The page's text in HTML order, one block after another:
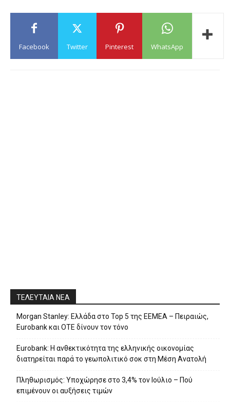
Facebook Twitter Pinterest WhatsApp
ΤΕΛΕΥΤΑΙΑ ΝΕΑ
Morgan Stanley: Ελλάδα στο Top 5 της EEMEA – Πειραιώς,
Eurobank και ΟΤΕ δίνουν τον τόνο
Eurobank: Η ανθεκτικότητα της ελληνικής οικονομίας
διατηρείται παρά το γεωπολιτικό σοκ στη Μέση Ανατολή
Πληθωρισμός: Υποχώρησε στο 3,4% τον Ιούλιο – Πού
επιμένουν οι αυξήσεις τιμών